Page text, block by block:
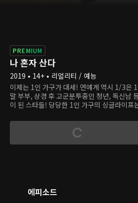
PREMIUM
나 혼자 산다
2019 • 14+ • 리얼리티 / 예능
이제는 1인 가구가 대세! 연예계 역시 1/3은
말 부부, 상경 후 고군분투중인 청년, 독신남
이 된 스타들! 당당한 1인 가구의 싱글라이프
해본다. 그들의 일상을 다큐멘터리 기법으로
진솔한 모습, 지혜로운 삶의 노하우, 혼자 사
탄회한 스토리로 이어나간다.
에피소드